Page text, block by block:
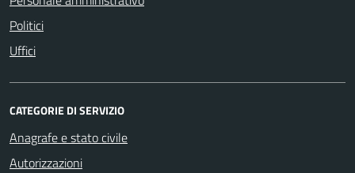
Politici
Uffici
CATEGORIE DI SERVIZIO
Anagrafe e stato civile
Autorizzazioni